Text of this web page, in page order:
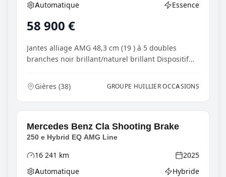
Boîte de vitesses
Automatique Type d'énergie
Essence
58 900 €
Jantes alliage AMG 48,3 cm (19 ) à 5 doubles
branches noir brillant/naturel brillant Dispositif
Gières (38) GROUPE HUILLIER OCCASIONS
Mercedes Benz Cla Shooting Brake
250 e Hybrid EQ AMG Line
Kilométrage
16 241 km Année
2025
Automatique Hybride